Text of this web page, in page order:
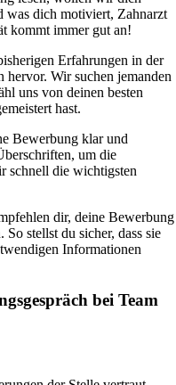
was dich motiviert, Zahnarzt
kommt immer gut an!
Erfahrungen in der
hervor. Wir suchen jemanden
uns von deinen besten
hast.
Bewerbung klar und
um die
schnell die wichtigsten
dir, deine Bewerbung
stellst du sicher, dass sie
Informationen
bei Team